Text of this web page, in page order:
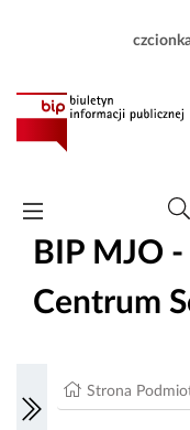
BIP MJO
Centrum
Strona